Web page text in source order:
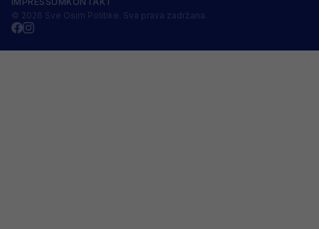
© 2026 Sve Osim Politike. Sva prava zadržana.